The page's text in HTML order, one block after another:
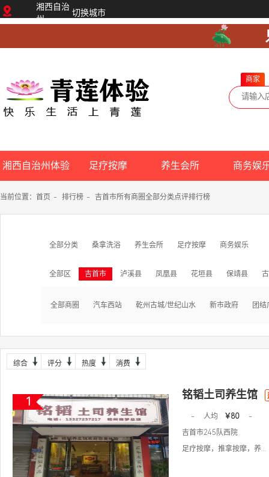
湘西自治
州
切换城市
商家
湘西自治州体验
网
足疗按摩 养生会所 商务娱
当前位置： 首页 - 排行榜 - 吉首市所有商圈全部分类点评排行榜
全部分类 桑拿洗浴 养生会所 足疗按摩 商务娱乐
全部区 吉首市 泸溪县 凤凰县 花垣县 保靖县
全部商圈 汽车西站 乾州古城/世纪山水 新市政府 团
综合 评分 热度 消费
1
铭韬土司养生馆
- 人均 ￥80
-
吉首市245队西院
足疗按摩，推拿按摩，养...